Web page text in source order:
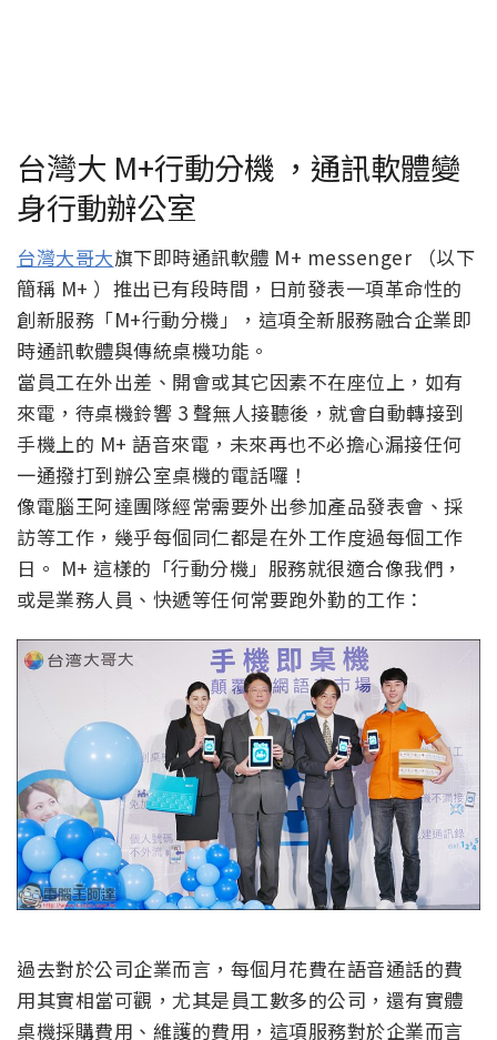
台灣大 M+行動分機 ，通訊軟體變
身行動辦公室
台灣大哥大旗下即時通訊軟體 M+ messenger （以下
簡稱 M+ ）推出已有段時間，日前發表一項革命性的
創新服務「M+行動分機」，這項全新服務融合企業即
時通訊軟體與傳統桌機功能。
當員工在外出差、開會或其它因素不在座位上，如有
來電，待桌機鈴響 3 聲無人接聽後，就會自動轉接到
手機上的 M+ 語音來電，未來再也不必擔心漏接任何
一通撥打到辦公室桌機的電話囉！
像電腦王阿達團隊經常需要外出參加產品發表會、採
訪等工作，幾乎每個同仁都是在外工作度過每個工作
日。 M+ 這樣的「行動分機」服務就很適合像我們，
或是業務人員、快遞等任何常要跑外勤的工作：
過去對於公司企業而言，每個月花費在語音通話的費
用其實相當可觀，尤其是員工數多的公司，還有實體
桌機採購費用、維護的費用，這項服務對於企業而言